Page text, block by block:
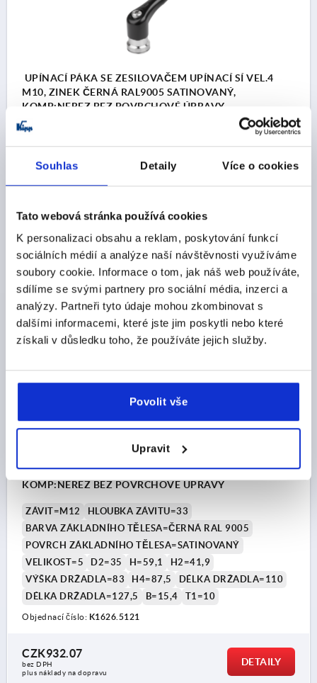
Souhlas Detaily Více o cookies
Tato webová stránka používá cookies
K personalizaci obsahu a reklam, poskytování funkcí
sociálních médií a analýze naší návštěvnosti využíváme
soubory cookie. Informace o tom, jak náš web používáte,
sdílíme se svými partnery pro sociální média, inzerci a
analýzy. Partneři tyto údaje mohou zkombinovat s
dalšími informacemi, které jste jim poskytli nebo které
získali v důsledku toho, že používáte jejich služby.
Povolit vše
Upravit
UPÍNACÍ PÁKA SE ZESILOVAČEM UPÍNACÍ SÍ VEL.4
M10, ZINEK ČERNÁ RAL9005 SATINOVANÝ,
KOMP:NEREZ BEZ POVRCHOVÉ ÚPRAVY
ZÁVIT=M10
BARVA ZÁKLADNÍHO TĚLESA=ČERNÁ RAL 9005
POVRCH ZÁKLADNÍHO TĚLESA=SATINOVANÝ
VELIKOST=4
D2=30 H=53,1
H2=37,2
DÉLKA DRŽADLA=110
B=13,2 T1=10
Objednací číslo:K1626.4101
CZK848.28
bez DPH
plus náklady na dopravu
DETAILY
K1626 SE
UPÍNACÍ PÁKA SE ZESILOVAČEM UPÍNACÍ SÍ VEL.5
M12, ZINEK ČERNÁ RAL9005 SATINOVANÝ,
KOMP:NEREZ BEZ POVRCHOVÉ ÚPRAVY
ZÁVIT=M12
HLOUBKA ZÁVITU=33
BARVA ZÁKLADNÍHO TĚLESA=ČERNÁ RAL 9005
POVRCH ZÁKLADNÍHO TĚLESA=SATINOVANÝ
VELIKOST=5
D2=35 H=59,1
H2=41,9
VÝŠKA DRŽADLA=83
H4=87,5
DÉLKA DRŽADLA=110
DÉLKA DRŽADLA=127,5
B=15,4 T1=10
Objednací číslo: K1626.5121
CZK932.07
bez DPH
plus náklady na dopravu
DETAILY